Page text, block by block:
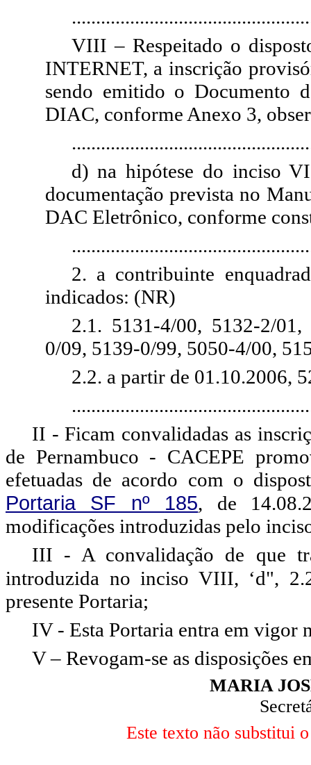
VIII – Respeitado o
INTERNET, a inscrição
sendo emitido o Documento
DIAC, conforme Anexo 3,
d) na hipótese do inciso
documentação prevista no
DAC Eletrônico, conforme
2. a contribuinte
indicados: (NR)
2.1. 5131-4/00, 5132-2/
0/09, 5139-0/99, 5050-4/00,
2.2. a partir de 01.10.2006,
II - Ficam convalidadas as
de Pernambuco - CACEPE
efetuadas de acordo com o
Portaria SF nº 185, de
modificações introduzidas pelo
III - A convalidação de que
introduzida no inciso VIII, ‘d",
presente Portaria;
IV - Esta Portaria entra em vigor
V – Revogam-se as disposições
MARIA
Este texto não substitui